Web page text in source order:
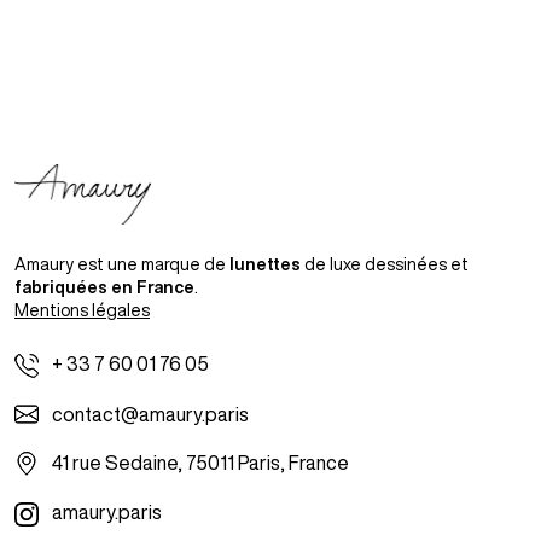
+ 33 7 60 01 76 05
contact@amaury.paris
41 rue Sedaine, 75011 Paris, France
amaury.paris
Amaury est une marque de lunettes de luxe dessinées et
fabriquées en France
Mentions légales